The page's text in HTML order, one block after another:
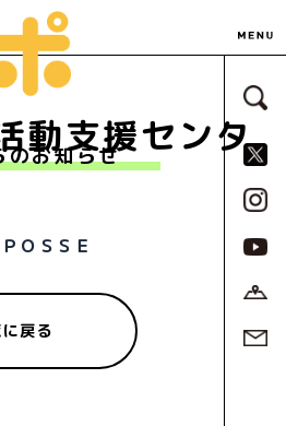
動支援センタ
サ
のお知らせ
ＯＳＳＥ
戻る